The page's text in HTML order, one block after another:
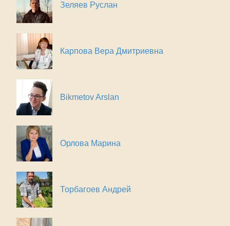
Зеляев Руслан
Карпова Вера Дмитриевна
Bikmetov Arslan
Орлова Марина
Торбагоев Андрей